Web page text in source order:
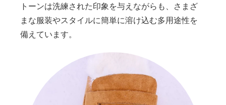
トーンは洗練された印象を与えながらも、さまざ
まな服装やスタイルに簡単に溶け込む多用途性を
備えています。